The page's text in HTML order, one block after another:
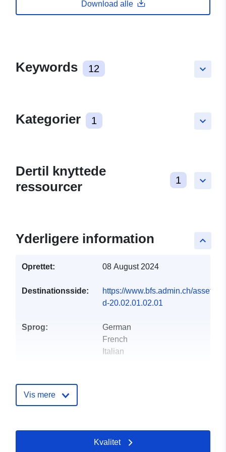
Download alle
keyboard_arrow_down
Keywords 12
keyboard_arrow_down
Kategorier 1
keyboard_arrow_down
Dertil knyttede
ressourcer
1
keyboard_arrow_up
Yderligere information
Oprettet: 08 August 2024
Destinationsside:
https://www.bfs.admin.ch/asset/
d-20.02.01.02.01
Sprog:
German
French
Italian
Vis mere
Kvalitet